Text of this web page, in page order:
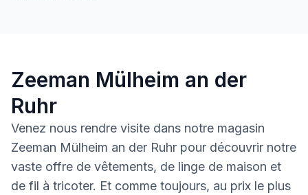
Zeeman Mülheim an der
Ruhr
Venez nous rendre visite dans notre magasin
Zeeman Mülheim an der Ruhr pour découvrir notre
vaste offre de vêtements, de linge de maison et
de fil à tricoter. Et comme toujours, au prix le plus